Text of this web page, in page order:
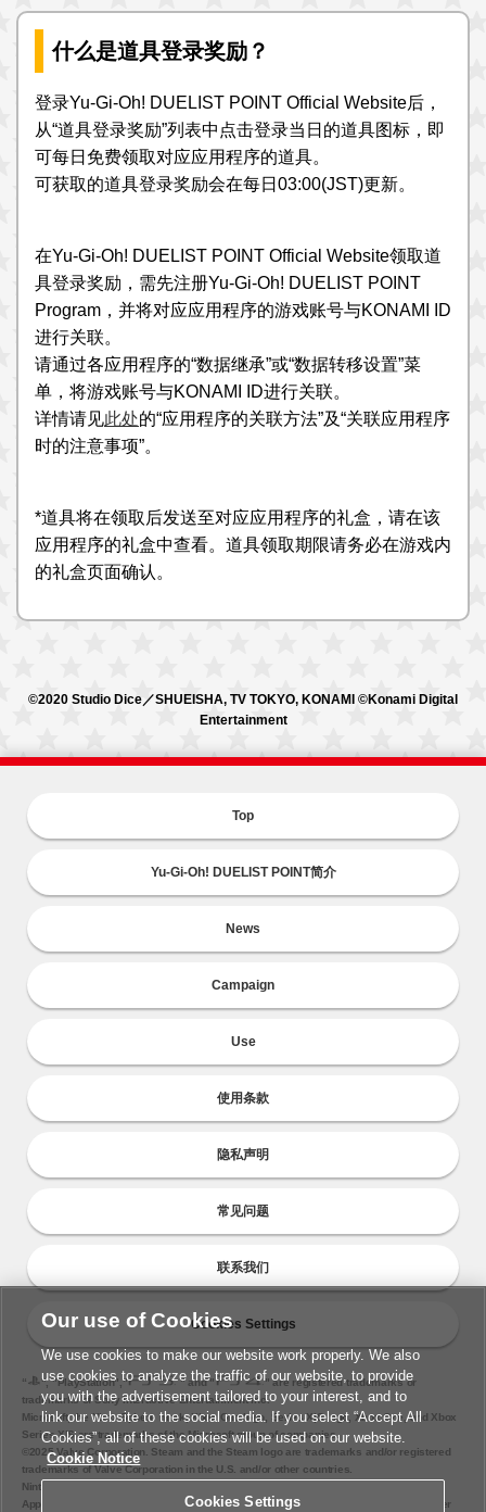
什么是道具登录奖励？
登录Yu-Gi-Oh! DUELIST POINT Official Website后，
从“道具登录奖励”列表中点击登录当日的道具图标，即
可每日免费领取对应应用程序的道具。
可获取的道具登录奖励会在每日03:00(JST)更新。
在Yu-Gi-Oh! DUELIST POINT Official Website领取道
具登录奖励，需先注册Yu-Gi-Oh! DUELIST POINT
Program，并将对应应用程序的游戏账号与KONAMI ID
进行关联。
请通过各应用程序的“数据继承”或“数据转移设置”菜
单，将游戏账号与KONAMI ID进行关联。
详情请见此处的“应用程序的关联方法”及“关联应用程序
时的注意事项”。
*道具将在领取后发送至对应应用程序的礼盒，请在该
应用程序的礼盒中查看。道具领取期限请务必在游戏内
的礼盒页面确认。
©2020 Studio Dice／SHUEISHA, TV TOKYO, KONAMI ©Konami Digital
Entertainment
Top
Yu-Gi-Oh! DUELIST POINT简介
News
Campaign
Use
使用条款
隐私声明
常见问题
联系我们
Cookies Settings
“ ", "PlayStation"," " and "
" are registered trademarks or
trademarks of Sony Interactive Entertainment Inc.
Microsoft, the Xbox Sphere mark, Xbox One logo, Series X|S logo, Xbox One, and Xbox
Series X|S are trademarks of the Microsoft group of companies.
©2025 Valve Corporation. Steam and the Steam logo are trademarks and/or registered
trademarks of Valve Corporation in the U.S. and/or other countries.
Nintendo Switch is a trademark of Nintendo.
Apple and the Apple logo are trademarks of Apple Inc., registered in the U.S. and other
Our use of Cookies
We use cookies to make our website work properly. We also
use cookies to analyze the traffic of our website, to provide
you with the advertisement tailored to your interest, and to
link our website to the social media. If you select “Accept All
Cookies”, all of these cookies will be used on our website.
Cookie Notice
Cookies Settings